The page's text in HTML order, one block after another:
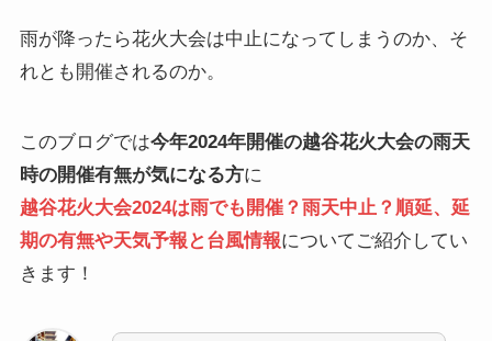
雨が降ったら花火大会は中止になってしまうのか、そ
れとも開催されるのか。
このブログでは今年2024年開催の越谷花火大会の雨天
時の開催有無が気になる方に
越谷花火大会2024は雨でも開催？雨天中止？順延、延
期の有無や天気予報と台風情報についてご紹介してい
きます！